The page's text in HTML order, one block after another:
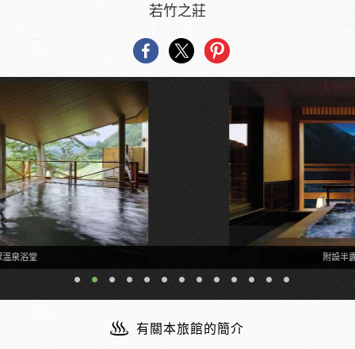
若竹之莊
有關本旅館的簡介